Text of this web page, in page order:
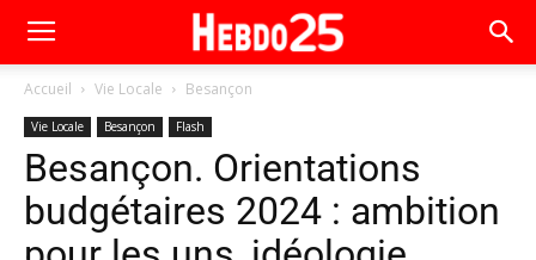
Accueil Vie Locale Besançon
Vie Locale Besançon Flash
Besançon. Orientations
budgétaires 2024 : ambition